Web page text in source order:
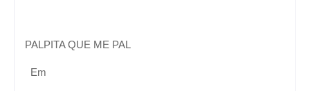
PALPITA QUE ME PAL
Em